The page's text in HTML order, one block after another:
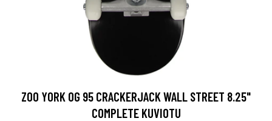
ZOO YORK OG 95 CRACKERJACK WALL STREET 8.25"
COMPLETE KUVIOTU